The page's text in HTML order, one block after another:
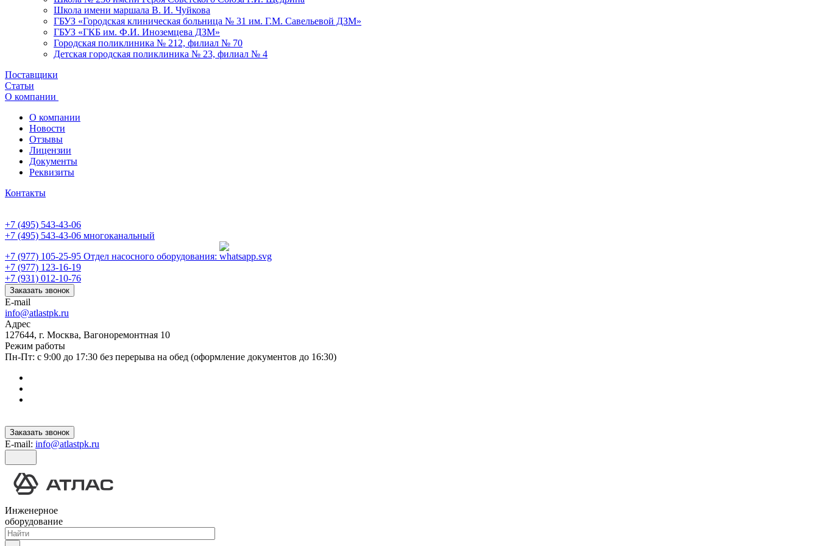
Школа имени маршала В. И. Чуйкова
ГБУЗ «Городская клиническая больница № 31 им. Г.М. Савельевой ДЗМ»
ГБУЗ «ГКБ им. Ф.И. Иноземцева ДЗМ»
Городская поликлиника № 212, филиал № 70
Детская городская поликлиника № 23, филиал № 4
Поставщики
Статьи
О компании
О компании
Новости
Отзывы
Лицензии
Документы
Реквизиты
Контакты
+7 (495) 543-43-06
+7 (495) 543-43-06 многоканальный
+7 (977) 105-25-95 Отдел насосного оборудования:
+7 (977) 123-16-19
+7 (931) 012-10-76
Заказать звонок
E-mail
info@atlastpk.ru
Адрес
127644, г. Москва, Вагоноремонтная 10
Режим работы
Пн-Пт: с 9:00 до 17:30 без перерыва на обед (оформление документов до 16:30)
Заказать звонок
E-mail: info@atlastpk.ru
Инженерное
оборудование